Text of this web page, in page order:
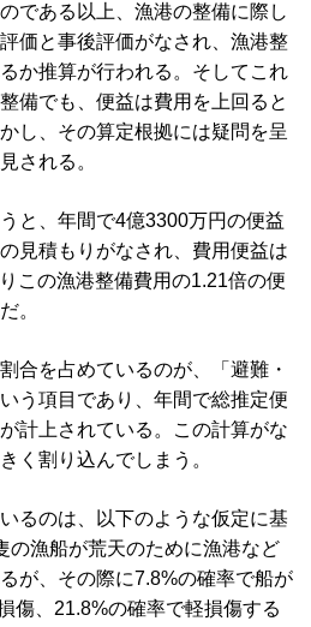
である以上、漁港の整備に際し
価と事後評価がなされ、漁港整
か推算が行われる。そしてこれ
備でも、便益は費用を上回ると
し、その算定根拠には疑問を呈
される。
と、年間で4億3300万円の便益
見積もりがなされ、費用便益は
この漁港整備費用の1.21倍の便
。
合を占めているのが、「避難・
う項目であり、年間で総推定便
計上されている。この計算がな
く割り込んでしまう。
るのは、以下のような仮定に基
の漁船が荒天のために漁港など
が、その際に7.8%の確率で船が
傷、21.8%の確率で軽損傷する